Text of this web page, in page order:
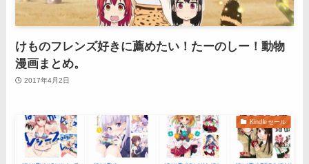
けものフレンズ好きに薦めたい！たーのしー！動物
漫画まとめ。
2017年4月2日
Kindleセール